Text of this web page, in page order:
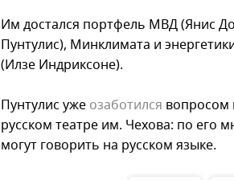
Им достался портфель МВД (Янис
Пунтулис), Минклимата и
(Илзе Индриксоне).
Пунтулис уже озаботился вопросом
русском театре им. Чехова: по его
могут говорить на русском языке.